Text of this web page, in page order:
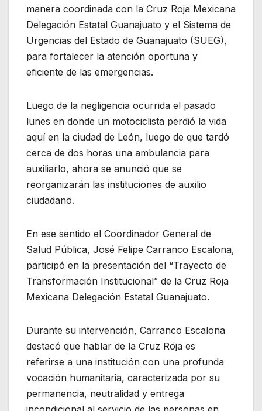
manera coordinada con la Cruz Roja Mexicana
Delegación Estatal Guanajuato y el Sistema de
Urgencias del Estado de Guanajuato (SUEG),
para fortalecer la atención oportuna y
eficiente de las emergencias.
Luego de la negligencia ocurrida el pasado
lunes en donde un motociclista perdió la vida
aquí en la ciudad de León, luego de que tardó
cerca de dos horas una ambulancia para
auxiliarlo, ahora se anunció que se
reorganizarán las instituciones de auxilio
ciudadano.
En ese sentido el Coordinador General de
Salud Pública, José Felipe Carranco Escalona,
participó en la presentación del “Trayecto de
Transformación Institucional” de la Cruz Roja
Mexicana Delegación Estatal Guanajuato.
Durante su intervención, Carranco Escalona
destacó que hablar de la Cruz Roja es
referirse a una institución con una profunda
vocación humanitaria, caracterizada por su
permanencia, neutralidad y entrega